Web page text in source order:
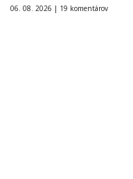
06. 08. 2026 | 19 komentárov